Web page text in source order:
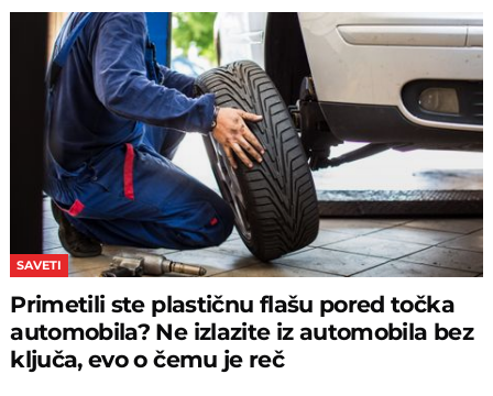
SAVETI
Primetili ste plastičnu flašu pored točka
automobila? Ne izlazite iz automobila bez
ključa, evo o čemu je reč